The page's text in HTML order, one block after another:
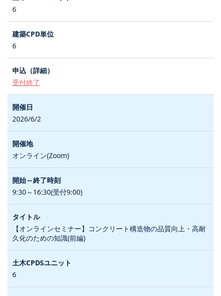
6
6
受付終了
2026/6/2
オンライン(Zoom)
9:30～16:30(受付9:00)
【オンラインセミナー】コンクリート構造物の品質向上・高耐
久化のための知識(前編)
6